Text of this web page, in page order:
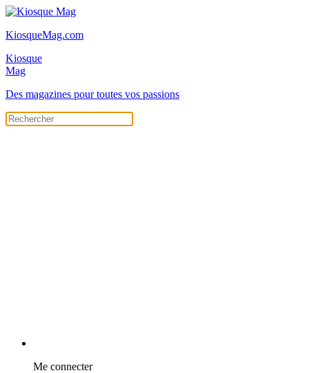
KiosqueMag.com
Kiosque
Mag
Des magazines pour toutes vos passions
Me connecter